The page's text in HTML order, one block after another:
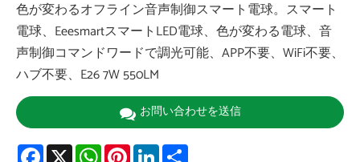
色が変わるオフライン音声制御スマート電球。スマート
電球、EeesmartスマートLED電球、色が変わる電球、音
声制御コマンドワードで調光可能、APP不要、WiFi不要、
ハブ不要、E26 7W 550LM
お問い合わせを送信
Facebook
X WhatsAppPinterestLinkedIn